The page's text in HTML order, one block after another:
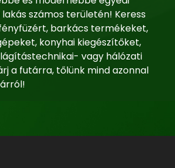
számos területén! Keress
barkács termékeket,
konyhai kiegészítőket,
vagy hálózati
a futárra, tőlünk mind azonnal